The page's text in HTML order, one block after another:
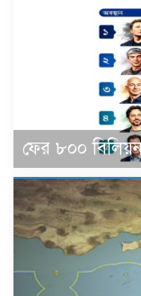
ফের ৮০০